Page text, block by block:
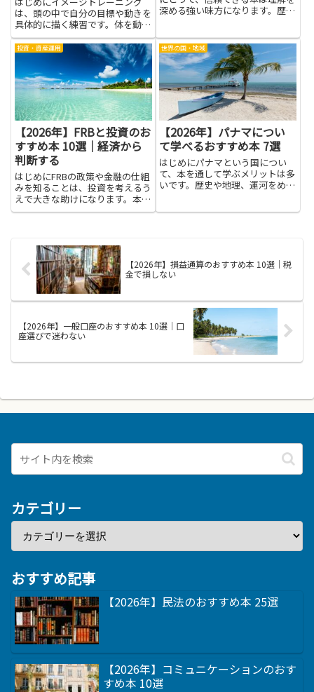
は、頭の中で自分の目標や動きを
具体的に描く練習です。体を動か
す前に場面を想像すると、実際の
動きが自然に滑らかになることが
あります。難しい言葉は使わず、
日常の場面を例にとって練習のし
かたを想像しやすくまとめまし
た。...
深める強い味方になります。歴史
研究、仕事の場面で役立つ視点が
増えます。本を通じて現地の人々
の暮らしや価値観に触れると、
投資・資産運用
【2026年】FRBと投資のお
すすめ本 10選｜経済から
判断する
はじめにFRBの政策や金融の仕組
みを知ることは、投資を考えるう
えで大きな助けになります。本記
事で紹介する本を通じて学べば、
すべきかがつかみやすくなりま
す。経済の基礎が身につくと、
ニ...
世界の国・地域
【2026年】パナマについ
て学べるおすすめ本 7選
はじめにパナマという国につい
て、本を通して学ぶメリットは多
いです。歴史や地理、運河をめぐ
【2026年】損益通算のおすすめ本 10選｜税
金で損しない
【2026年】一般口座のおすすめ本 10選｜口
座選びで迷わない
カテゴリー
おすすめ記事
【2026年】民法のおすすめ本 25選
【2026年】コミュニケーションのおす
すめ本 10選